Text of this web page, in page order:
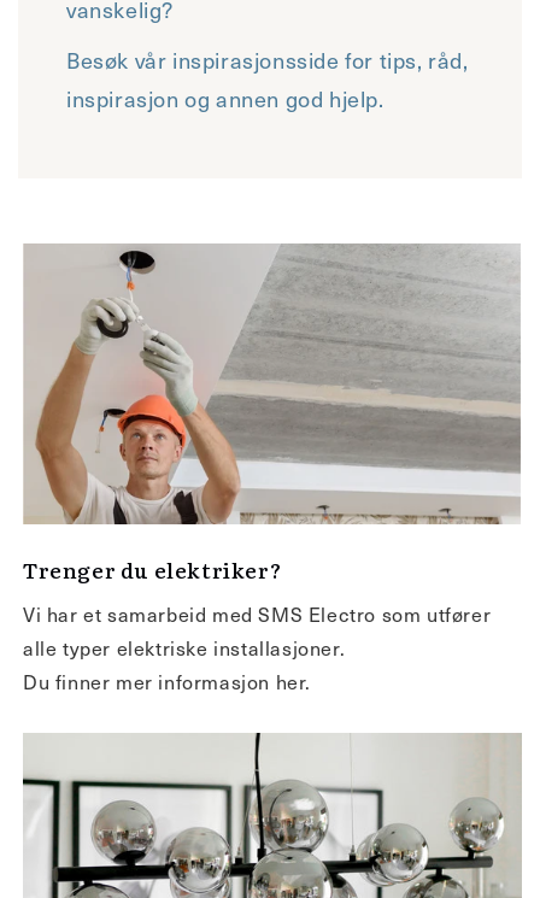
vanskelig?
Besøk vår inspirasjonsside for tips, råd,
inspirasjon og annen god hjelp.
Trenger du elektriker?
Vi har et samarbeid med SMS Electro som utfører
alle typer elektriske installasjoner.
Du finner mer informasjon her.